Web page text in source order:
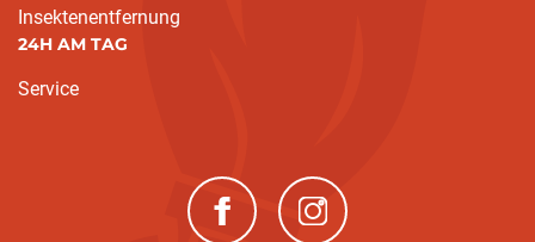
Insektenentfernung
24H AM TAG
Service
(neues Fenster)(neues Fenster)